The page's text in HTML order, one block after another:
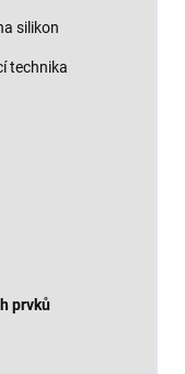
silikon
technika
prvků